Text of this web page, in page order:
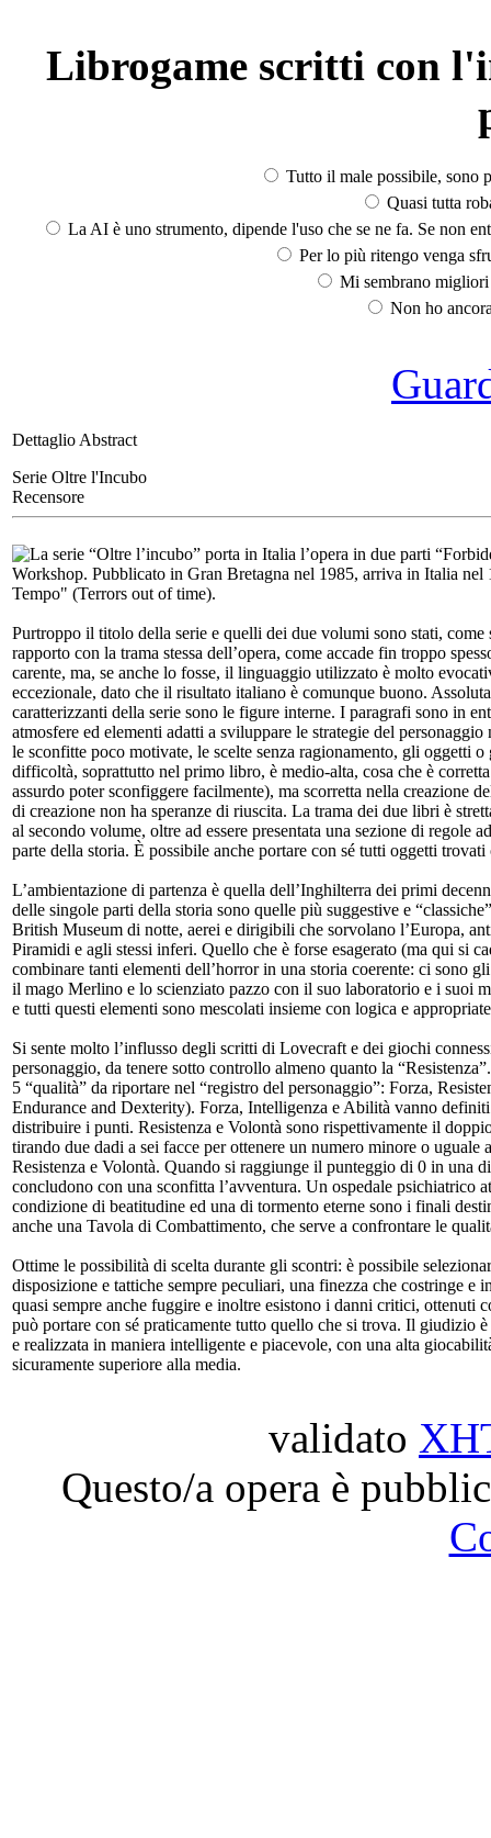
Librogame scritti con
Tutto il male possibile, sono
Quasi tutta
La AI è uno strumento, dipende l'uso che se ne fa. Se non
Per lo più ritengo venga
Mi sembrano
Non ho
Dettaglio Abstract
Serie Oltre l'Incubo
Recensore
La serie “Oltre l’incubo” porta in Italia l’opera in due parti
Workshop. Pubblicato in Gran Bretagna nel 1985, arriva in Italia
Tempo" (Terrors out of time).
Purtroppo il titolo della serie e quelli dei due volumi sono stati,
rapporto con la trama stessa dell’opera, come accade fin troppo
carente, ma, se anche lo fosse, il linguaggio utilizzato è molto
eccezionale, dato che il risultato italiano è comunque buono.
caratterizzanti della serie sono le figure interne. I paragrafi sono in
atmosfere ed elementi adatti a sviluppare le strategie del
le sconfitte poco motivate, le scelte senza ragionamento, gli oggetti
difficoltà, soprattutto nel primo libro, è medio-alta, cosa che è
assurdo poter sconfiggere facilmente), ma scorretta nella creazione
di creazione non ha speranze di riuscita. La trama dei due libri è
al secondo volume, oltre ad essere presentata una sezione di
parte della storia. È possibile anche portare con sé tutti oggetti
L’ambientazione di partenza è quella dell’Inghilterra dei primi
delle singole parti della storia sono quelle più suggestive e
British Museum di notte, aerei e dirigibili che sorvolano l’Europa,
Piramidi e agli stessi inferi. Quello che è forse esagerato (ma qui si
combinare tanti elementi dell’horror in una storia coerente: ci sono
il mago Merlino e lo scienziato pazzo con il suo laboratorio e i suoi
e tutti questi elementi sono mescolati insieme con logica e
Si sente molto l’influsso degli scritti di Lovecraft e dei giochi
personaggio, da tenere sotto controllo almeno quanto la
5 “qualità” da riportare nel “registro del personaggio”: Forza,
Endurance and Dexterity). Forza, Intelligenza e Abilità vanno
distribuire i punti. Resistenza e Volontà sono rispettivamente il
tirando due dadi a sei facce per ottenere un numero minore o
Resistenza e Volontà. Quando si raggiunge il punteggio di 0 in una
concludono con una sconfitta l’avventura. Un ospedale
condizione di beatitudine ed una di tormento eterne sono i finali
anche una Tavola di Combattimento, che serve a confrontare le
Ottime le possibilità di scelta durante gli scontri: è possibile
disposizione e tattiche sempre peculiari, una finezza che costringe
quasi sempre anche fuggire e inoltre esistono i danni critici,
può portare con sé praticamente tutto quello che si trova. Il giudizio
e realizzata in maniera intelligente e piacevole, con una alta
sicuramente superiore alla media.
validato
Questo/a opera è